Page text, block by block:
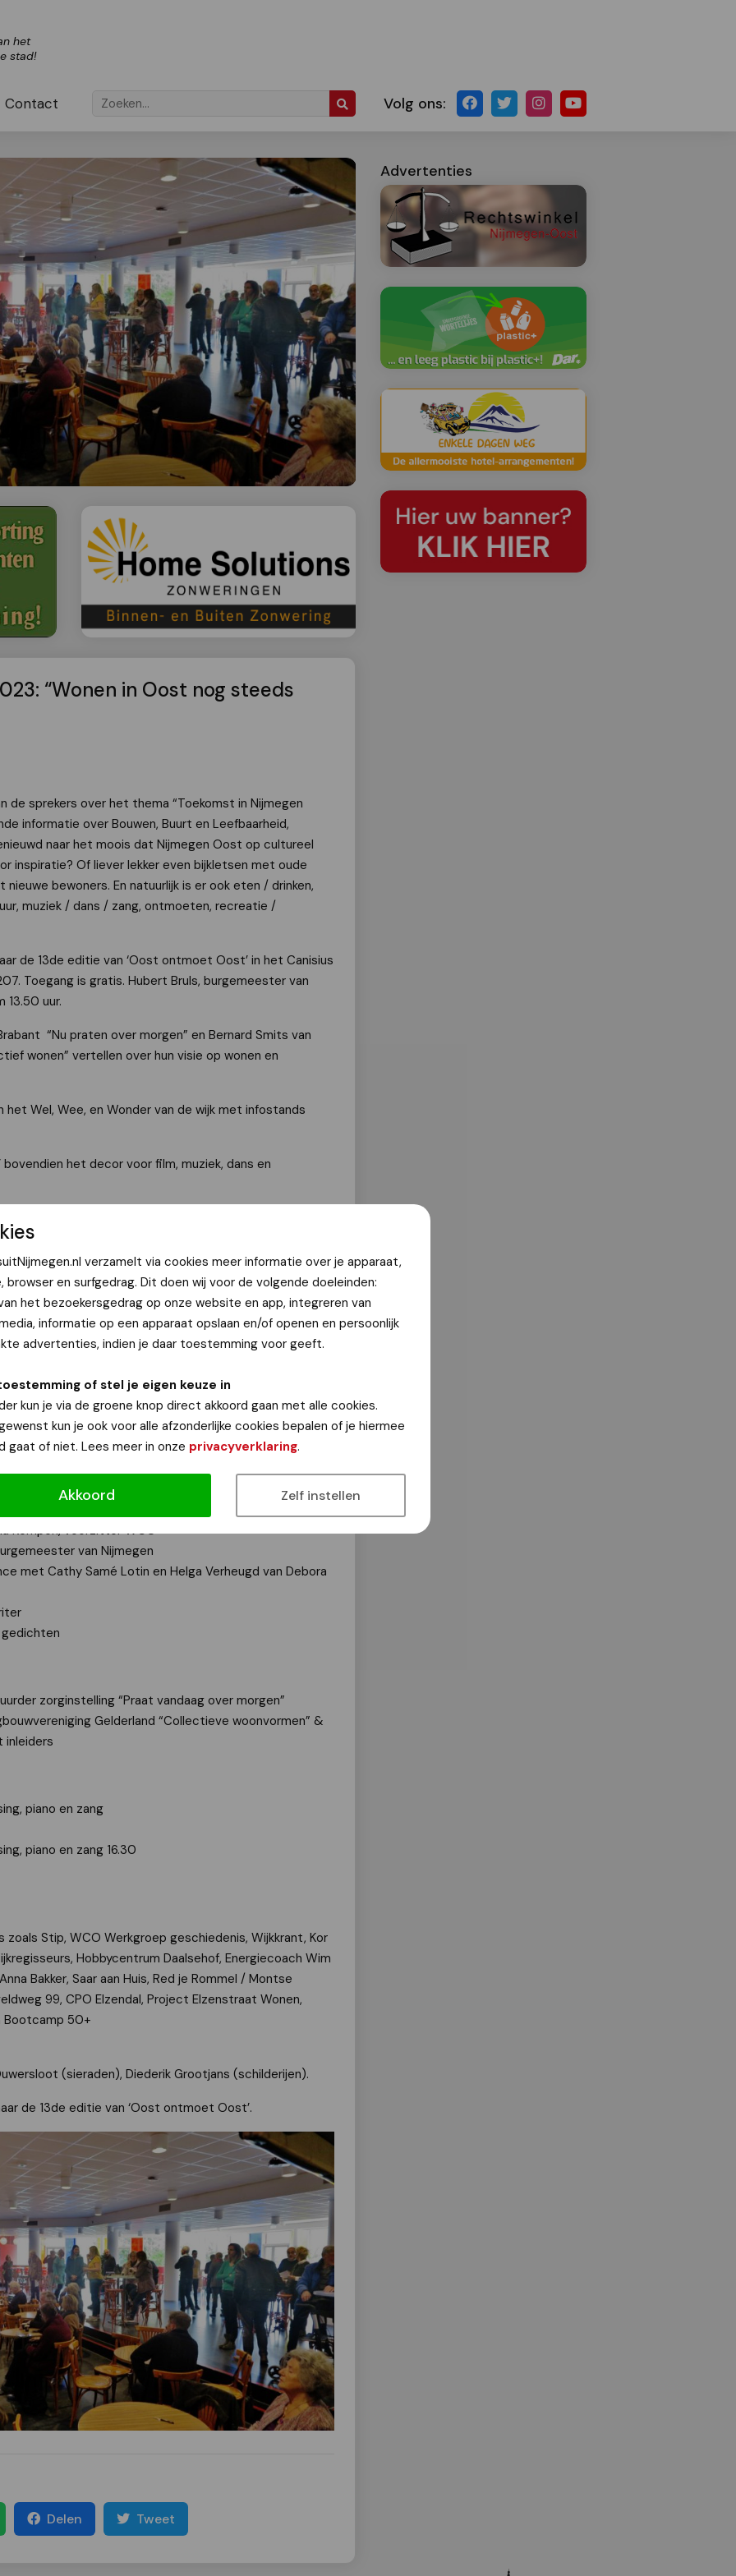
verzamelt via cookies meer informatie over je apparaat,
browser en surfgedrag. Dit doen wij voor de volgende doeleinden:
het bezoekersgedrag op onze website en app, integreren van
informatie op een apparaat opslaan en/of openen en persoonlijk
advertenties, indien je daar toestemming voor geeft.
of stel je eigen keuze in
kun je via de groene knop direct akkoord gaan met alle cookies.
kun je ook voor alle afzonderlijke cookies bepalen of je hiermee
gaat of niet. Lees meer in onze privacyverklaring.
Akkoord Zelf instellen
het
stad!
Contact Volg ons:
“Wonen in Oost nog steeds
de sprekers over het thema “Toekomst in Nijmegen
informatie over Bouwen, Buurt en Leefbaarheid,
naar het moois dat Nijmegen Oost op cultureel
inspiratie? Of liever lekker even bijkletsen met oude
nieuwe bewoners. En natuurlijk is er ook eten / drinken,
muziek / dans / zang, ontmoeten, recreatie /
de 13de editie van ‘Oost ontmoet Oost’ in het Canisius
Toegang is gratis. Hubert Bruls, burgemeester van
13.50 uur.
“Nu praten over morgen” en Bernard Smits van
wonen” vertellen over hun visie op wonen en
Wel, Wee, en Wonder van de wijk met infostands
het decor voor film, muziek, dans en
aan de Ubbergseveldweg, dus niet aan de
gemaakt door: Gemeente Nijmegen, Arno de Laak
– Chocolaterie Looijenga.
enwww.wijkcomiteoost.nl.
Wijkcomité Oost - is al vele jaren een succesvol en
Centraal staat de ontmoeting tussen en met
welkom en de toegang is gratis.
Kempen, voorzitter WCO
van Nijmegen
met Cathy Samé Lotin en Helga Verheugd van Debora
gedichten
zorginstelling “Praat vandaag over morgen”
Gelderland “Collectieve woonvormen” &
inleiders
piano en zang
piano en zang 16.30
Stip, WCO Werkgroep geschiedenis, Wijkkrant, Kor
Hobbycentrum Daalsehof, Energiecoach Wim
Bakker, Saar aan Huis, Red je Rommel / Montse
99, CPO Elzendal, Project Elzenstraat Wonen,
Bootcamp 50+
(sieraden), Diederik Grootjans (schilderijen).
de 13de editie van ‘Oost ontmoet Oost’.
Delen Tweet
Advertenties